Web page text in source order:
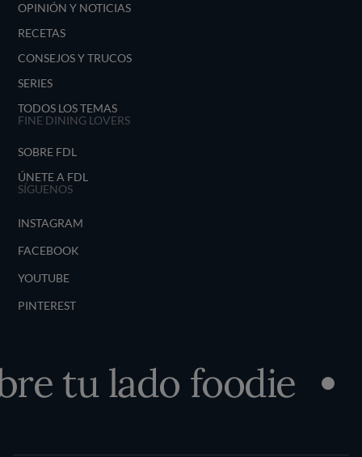
OPINIÓN Y NOTICIAS
RECETAS
CONSEJOS Y TRUCOS
SERIES
TODOS LOS TEMAS
FINE DINING LOVERS
SOBRE FDL
ÚNETE A FDL
SÍGUENOS
INSTAGRAM
FACEBOOK
YOUTUBE
PINTEREST
tu lado foodie